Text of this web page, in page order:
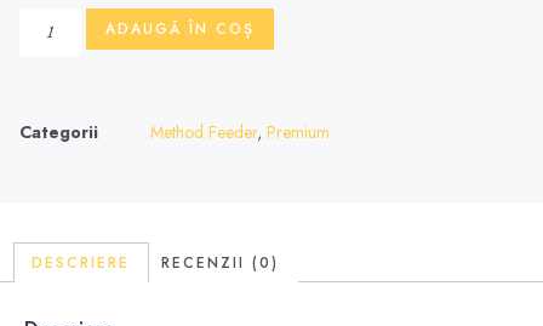
ADAUGĂ ÎN COȘ
Categorii Method Feeder, Premium
DESCRIERE RECENZII (0)